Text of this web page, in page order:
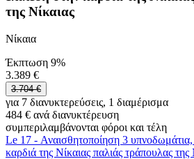
της Νίκαιας
Νίκαια
Έκπτωση 9%
3.389 €
3.704 €
για 7 διανυκτερεύσεις, 1 διαμέρισμα
484 € ανά διανυκτέρευση
συμπεριλαμβάνονται φόροι και τέλη
Le 17 - Αναισθητοποίηση 3 υπνοδωμάτια,
καρδιά της Νίκαιας παλιάς τράπουλας της